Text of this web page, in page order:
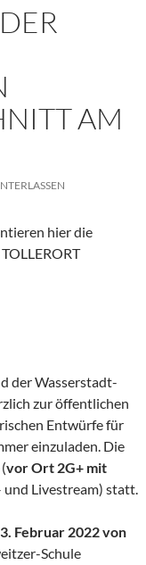
AM
hier die
der Wasserstadt-
zur öffentlichen
Entwürfe für
einzuladen. Die
(vor Ort 2G+ mit
und Livestream) statt.
Februar 2022 von
Schule